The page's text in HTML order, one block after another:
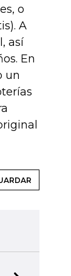
o
A
así
En
un